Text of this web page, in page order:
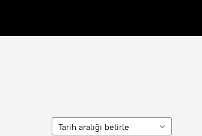
Tarih aralığı belirle